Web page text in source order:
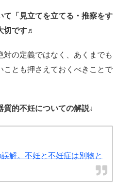
て「見立てを立てる・推察をす
切です♬
対の定義ではなく、あくまでも
ことも押さえておくべきことで
的不妊についての解説↓
解。不妊と不妊症は別物と